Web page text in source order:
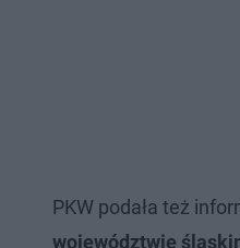
PKW podała też
województwie